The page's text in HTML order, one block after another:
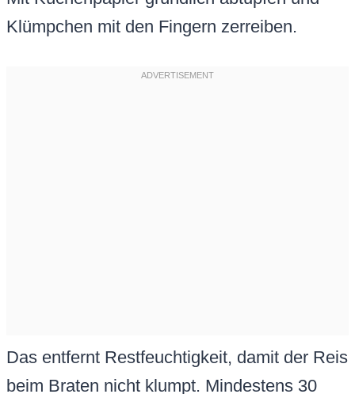
Klümpchen mit den Fingern zerreiben.
Das entfernt Restfeuchtigkeit, damit der Reis
beim Braten nicht klumpt. Mindestens 30